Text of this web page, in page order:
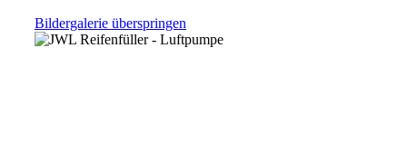
Bildergalerie überspringen